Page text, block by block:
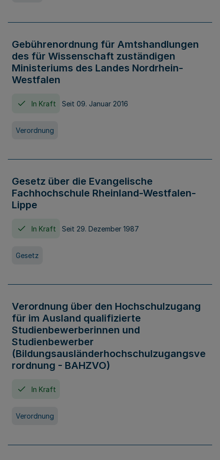
Gebührenordnung für Amtshandlungen
des für Wissenschaft zuständigen
Ministeriums des Landes Nordrhein-
Westfalen
In Kraft Seit 09. Januar 2016
Verordnung
Gesetz über die Evangelische
Fachhochschule Rheinland-Westfalen-
Lippe
In Kraft Seit 29. Dezember 1987
Gesetz
Verordnung über den Hochschulzugang
für im Ausland qualifizierte
Studienbewerberinnen und
Studienbewerber
(Bildungsausländerhochschulzugangsve
rordnung - BAHZVO)
In Kraft
Verordnung